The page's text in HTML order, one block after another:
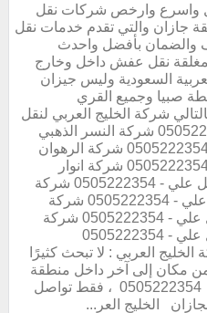
واسرع وارخص شركات نقل
جازان والتي تقدم خدمات نقل
والضمان بأفضل واحدث
نقل عفش داخل وخارج
السعودية وليس جيزان
صبيا وجميع القري
شركة الخليج العربي لنقل
العفش بجازان اتصل علي - 0505222354 شركة النسر الذهبي
لنقل العفش بجازان اتصل علي - 0505222354 شركة الرهوان
لنقل العفش بجازان اتصل علي - 0505222354 شركة انوار
الحرمين لنقل العفش بجازان اتصل علي - 0505222354 شركة
السعد لنقل العفش بجازان اتصل علي - 0505222354 شركة
السريع لنقل العفش بجازان اتصل علي - 0505222354 شركة
السيف لنقل العفش بجازان اتصل علي - 0505222354
العربي : لا تبحث كثيرًا
مكان إلى آخر داخل منطقة
جازان او خارجها فقط اتصل علي 0505222354 ، فقط تواصل
الخليج العر...